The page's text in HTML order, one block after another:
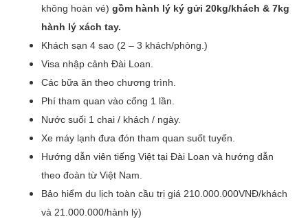
không hoàn vé) gồm hành lý ký gửi 20kg/khách & 7kg
hành lý xách tay.
Khách sạn 4 sao (2 – 3 khách/phòng.)
Visa nhập cảnh Đài Loan.
Các bữa ăn theo chương trình.
Phí tham quan vào cổng 1 lần.
Nước suối 1 chai / khách / ngày.
Xe máy lạnh đưa đón tham quan suốt tuyến.
Hướng dẫn viên tiếng Việt tại Đài Loan và hướng dẫn
theo đoàn từ Việt Nam.
Bảo hiểm du lịch toàn cầu trị giá 210.000.000VNĐ/khách
và 21.000.000/hành lý)